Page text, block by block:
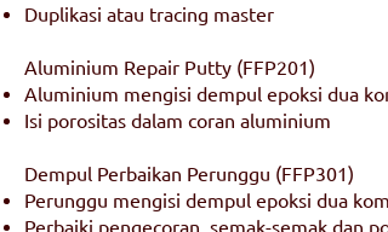
Duplikasi atau tracing master
Aluminium Repair Putty (FFP201)
Aluminium mengisi dempul epoksi dua
Isi porositas dalam coran aluminium
Dempul Perbaikan Perunggu (FFP301)
Perunggu mengisi dempul epoksi dua
Perbaiki pengecoran, semak-semak dan